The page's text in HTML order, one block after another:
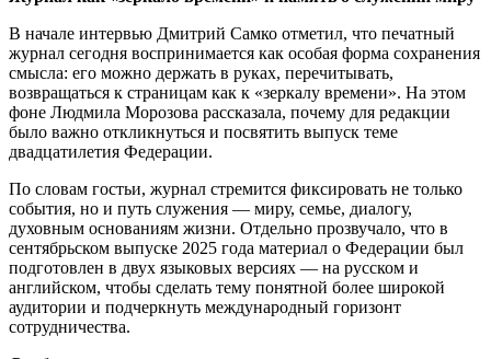
В начале интервью Дмитрий Самко отметил, что печатный
журнал сегодня воспринимается как особая форма сохранения
смысла: его можно держать в руках, перечитывать,
возвращаться к страницам как к «зеркалу времени». На этом
фоне Людмила Морозова рассказала, почему для редакции
было важно откликнуться и посвятить выпуск теме
двадцатилетия Федерации.
По словам гостьи, журнал стремится фиксировать не только
события, но и путь служения — миру, семье, диалогу,
духовным основаниям жизни. Отдельно прозвучало, что в
сентябрьском выпуске 2025 года материал о Федерации был
подготовлен в двух языковых версиях — на русском и
английском, чтобы сделать тему понятной более широкой
аудитории и подчеркнуть международный горизонт
сотрудничества.